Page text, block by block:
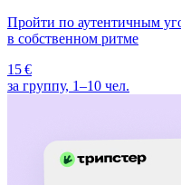
Пройти по аутентичным
в собственном ритме
15 €
за группу, 1–10 чел.